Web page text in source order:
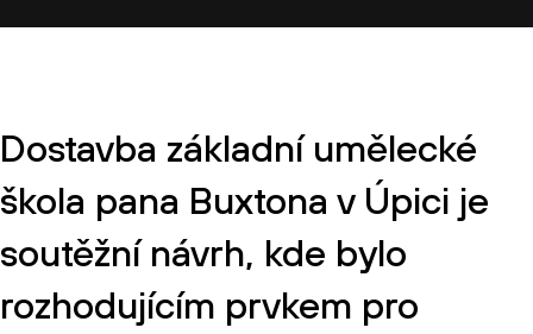
Dostavba základní umělecké
škola pana Buxtona v Úpici je
soutěžní návrh, kde bylo
rozhodujícím prvkem pro